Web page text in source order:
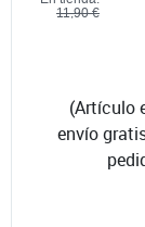
11,90 €
(Artículo
envío